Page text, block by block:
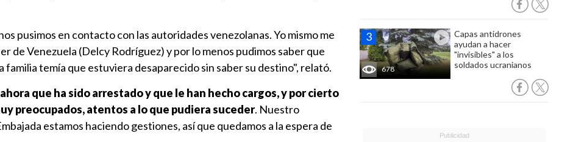
678
Capas antidrones
ayudan a hacer
"invisibles" a los
soldados ucranianos
pusimos en contacto con las autoridades venezolanas. Yo mismo me
de Venezuela (Delcy Rodríguez) y por lo menos pudimos saber que
familia temía que estuviera desaparecido sin saber su destino", relató.
que ha sido arrestado y que le han hecho cargos, y por cierto
preocupados, atentos a lo que pudiera suceder. Nuestro
estamos haciendo gestiones, así que quedamos a la espera de